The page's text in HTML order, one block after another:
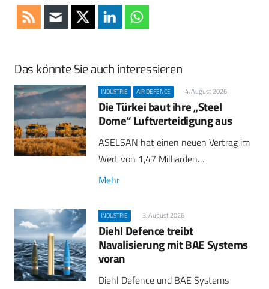
Das könnte Sie auch interessieren
INDUSTRIE AIR DEFENCE 4. August 2026
Die Türkei baut ihre „Steel
Dome“ Luftverteidigung aus
ASELSAN hat einen neuen Vertrag im
Wert von 1,47 Milliarden…
Mehr
INDUSTRIE 3. August 2026
Diehl Defence treibt
Navalisierung mit BAE Systems
voran
Diehl Defence und BAE Systems